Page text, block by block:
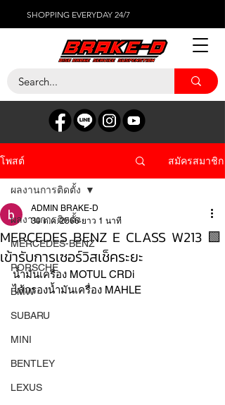
SHOPPING EVERYDAY 24/7
โพสต์ สมัครสมาชิก
ผลงานการติดตั้ง
MERCEDES-BENZ
PORSCHE
BMW
SUBARU
MINI
BENTLEY
LEXUS
ผลงานการติดตั้ง
MERCEDES BENZ E CLASS W213 🟩
เข้ารับการเซอร์วิสเช็คระยะ
ADMIN BRAKE-D
30 ต.ค. 2566 ยาว 1 นาที
น้ำมันเครื่อง MOTUL CRDi
ไส้กรองน้ำมันเครื่อง MAHLE